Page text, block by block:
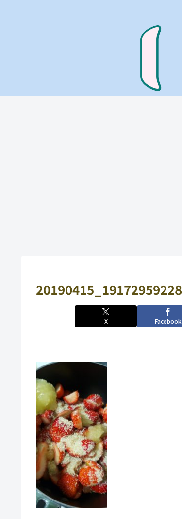
X Facebook